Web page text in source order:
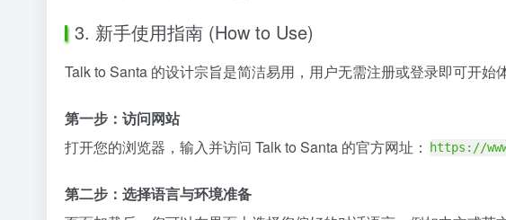
3. 新手使用指南 (How to Use)
Talk to Santa 的设计宗旨是简洁易用，用户无需注册或登录即可开始
第一步：访问网站
打开您的浏览器，输入并访问 Talk to Santa 的官方网址：
https://
第二步：选择语言与环境准备